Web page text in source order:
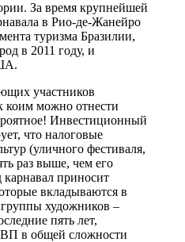
За время крупнейшей
в Рио-де-Жанейро
туризма Бразилии,
в 2011 году, и
участников
коим можно отнести
Инвестиционный
что налоговые
(уличного фестиваля,
раз выше, чем его
приносит
вкладываются в
художников –
пять лет,
в общей сложности